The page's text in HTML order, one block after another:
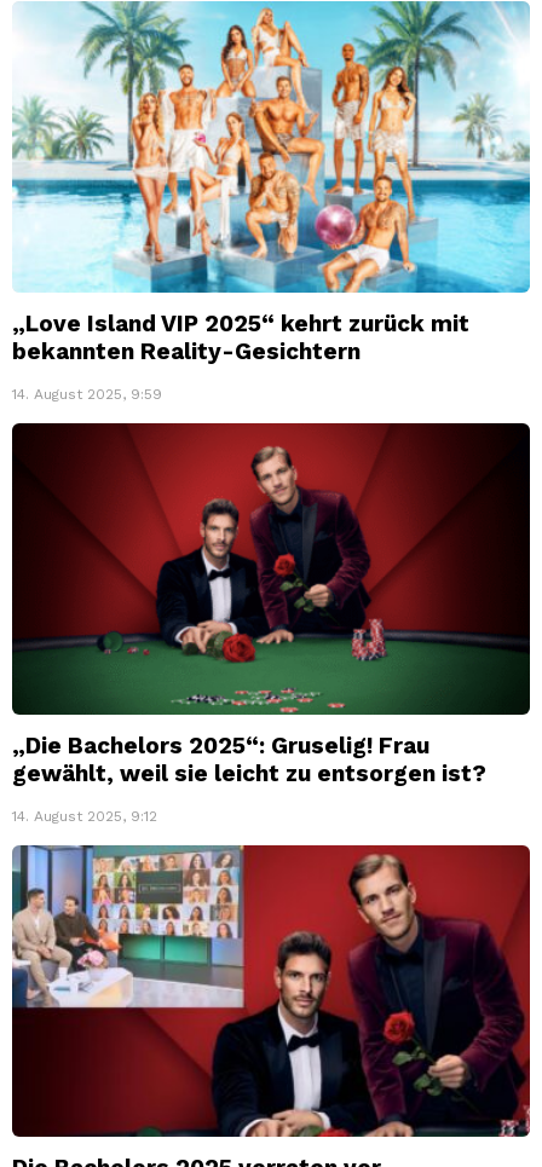
„Love Island VIP 2025“ kehrt zurück mit
bekannten Reality-Gesichtern
14. August 2025, 9:59
„Die Bachelors 2025“: Gruselig! Frau
gewählt, weil sie leicht zu entsorgen ist?
14. August 2025, 9:12